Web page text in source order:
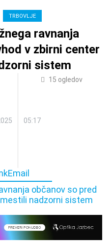
TRBOVLJE
ravnanja
v zbirni center
sistem
05:17
15 ogledov
Email